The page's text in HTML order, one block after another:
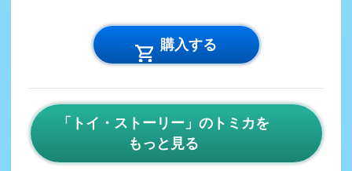
購入する
「トイ・ストーリー」のトミカを
もっと見る